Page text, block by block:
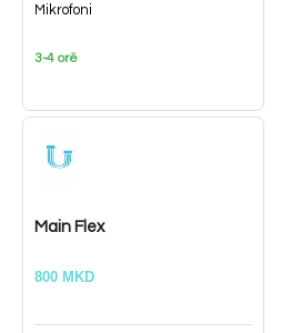
Mikrofoni
3-4 orë
Main Flex
800 MKD